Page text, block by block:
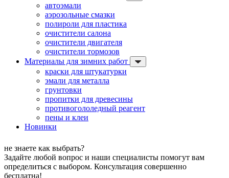
автоэмали
аэрозольные смазки
полироли для пластика
очистители салона
очистители двигателя
очистители тормозов
Материалы для зимних работ
краски для штукатурки
эмали для металла
грунтовки
пропитки для древесины
противогололедный реагент
пены и клеи
Новинки
не знаете как выбрать?
Задайте любой вопрос и наши специалисты помогут вам
определиться с выбором. Консультация совершенно
бесплатна!